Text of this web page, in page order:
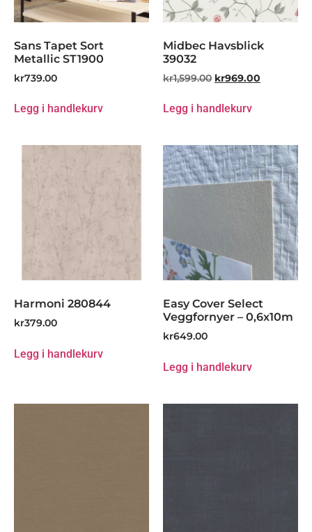
Sans Tapet Sort
Metallic ST1900
kr739.00
Legg i handlekurv
Midbec Havsblick
39032
kr1,599.00 kr969.00
Legg i handlekurv
Harmoni 280844
kr379.00
Legg i handlekurv
Easy Cover Select
Veggfornyer – 0,6x10m
kr649.00
Legg i handlekurv